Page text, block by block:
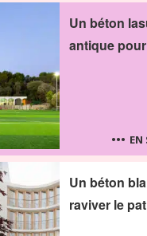
Un béton
antique
EN
Un béton
raviver le